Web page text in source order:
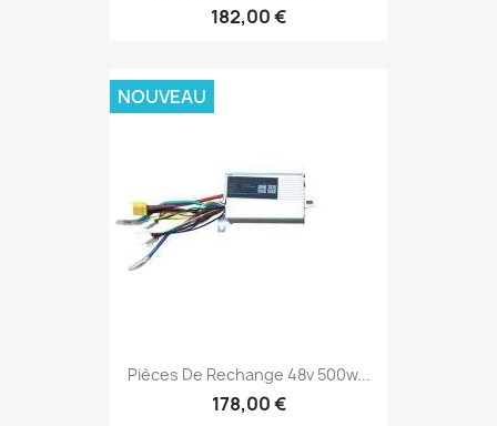
182,00 €
Pièces De Rechange 48v 500w...
178,00 €
NOUVEAU